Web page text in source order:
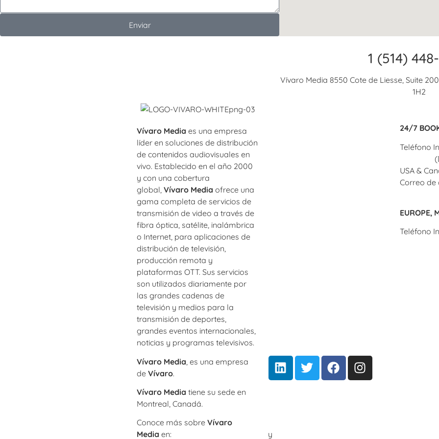
Enviar
1 (514)
Vívaro Media 8550 Cote de Liesse, Suite
1H2
Vívaro Media es una empresa
líder en soluciones de distribución
de contenidos audiovisuales en
vivo. Establecido en el año 2000
y con una cobertura
global, Vívaro Media ofrece una
gama completa de servicios de
transmisión de video a través de
fibra óptica, satélite, inalámbrica
o Internet, para aplicaciones de
distribución de televisión,
producción remota y
plataformas OTT. Sus servicios
son utilizados diariamente por
las grandes cadenas de
televisión y medios para la
transmisión de deportes,
grandes eventos internacionales,
noticias y programas televisivos.
Vívaro Media , es una empresa
de Vívaro.
Vívaro Media tiene su sede en
Montreal, Canadá.
Conoce más sobre Vívaro
Media en: y
24/7
Teléfono
USA &
Correo de
EUROPE,
Teléfono